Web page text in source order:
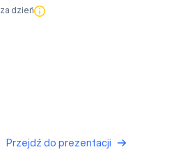
za dzień
Przejdź do prezentacji